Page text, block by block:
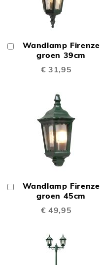
Wandlamp Firenze
groen 39cm
€ 31,95
Winkelwagen
Wandlamp Firenze
groen 45cm
€ 49,95
Winkelwagen